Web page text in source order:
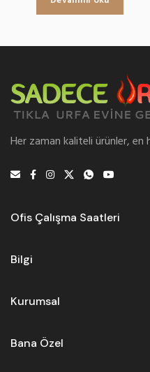
Her zaman kaliteli ürünler, en
Ofis Çalışma Saatleri
Bilgi
Kurumsal
Bana Özel